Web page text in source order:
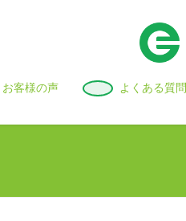
お客様の声 よくある質問